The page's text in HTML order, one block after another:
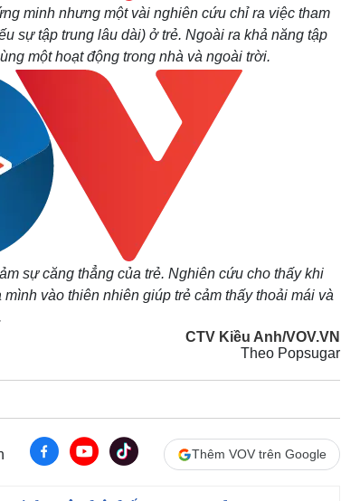
minh nhưng một vài nghiên cứu chỉ ra việc tham
sự tập trung lâu dài) ở trẻ. Ngoài ra khả năng tập
một hoạt động trong nhà và ngoài trời.
sự căng thẳng của trẻ. Nghiên cứu cho thấy khi
vào thiên nhiên giúp trẻ cảm thấy thoải mái và
CTV Kiều Anh/VOV.VN
Theo Popsugar
Thêm VOV trên Google